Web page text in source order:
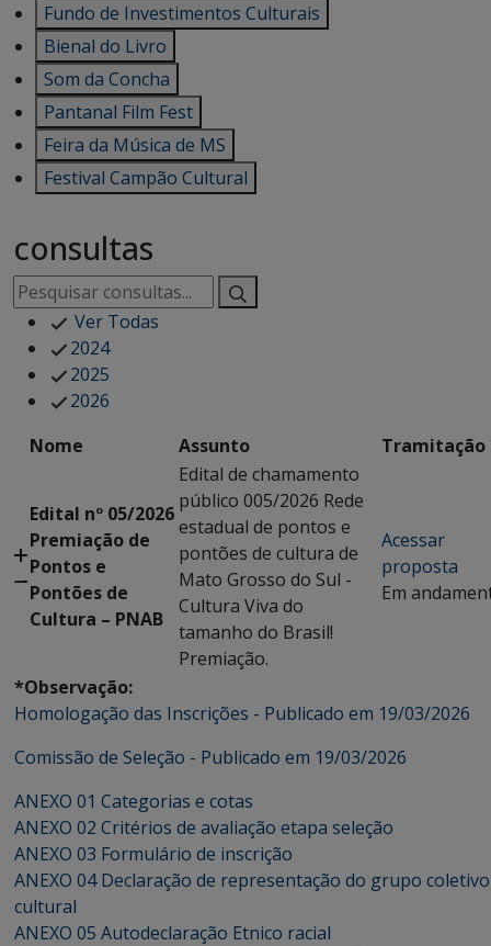
Fundo de Investimentos Culturais
Bienal do Livro
Som da Concha
Pantanal Film Fest
Feira da Música de MS
Festival Campão Cultural
consultas
Ver Todas
2024
2025
2026
Nome
Assunto Tramitação
Edital nº 05/2026
Premiação de
Pontos e
Pontões de
Cultura – PNAB
Edital de chamamento
público 005/2026 Rede
estadual de pontos e
pontões de cultura de
Mato Grosso do Sul -
Cultura Viva do
tamanho do Brasil!
Premiação.
Acessar
proposta
Em
*Observação:
Homologação das Inscrições - Publicado em 19/03/2026
Comissão de Seleção - Publicado em 19/03/2026
ANEXO 01 Categorias e cotas
ANEXO 02 Critérios de avaliação etapa seleção
ANEXO 03 Formulário de inscrição
ANEXO 04 Declaração de representação do grupo coletivo
cultural
ANEXO 05 Autodeclaração Etnico racial